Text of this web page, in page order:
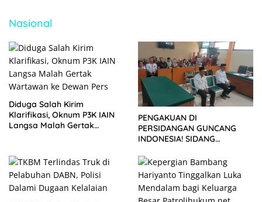
Nasional
Diduga Salah Kirim
Klarifikasi, Oknum P3K IAIN
Langsa Malah Gertak
PENGAKUAN DI
PERSIDANGAN GUNCANG
INDONESIA! SIDANG
KELUARGA KORBAN
MENGAMUK DI PN MALANG